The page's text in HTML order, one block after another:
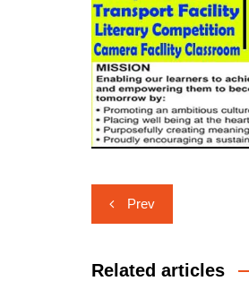
Post
navigation
Prev
Related articles